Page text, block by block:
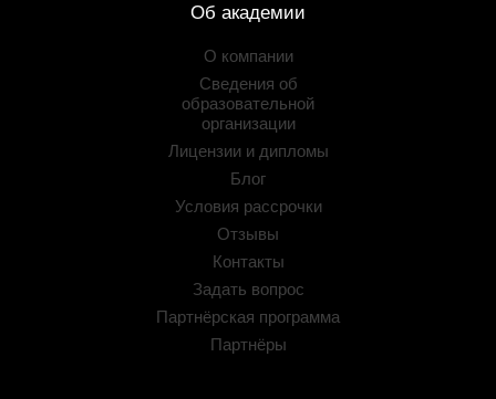
Об академии
О компании
Сведения об
образовательной
организации
Лицензии и дипломы
Блог
Условия рассрочки
Отзывы
Контакты
Задать вопрос
Партнёрская программа
Партнёры